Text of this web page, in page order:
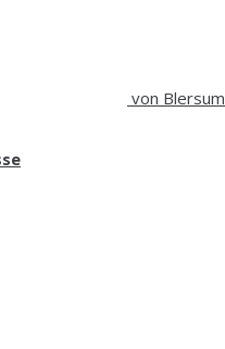
Ausrutscher von Blersum